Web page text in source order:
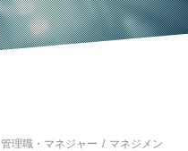
管理職・マネジャー
マネジメン